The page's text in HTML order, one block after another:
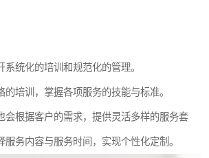
统化的培训和规范化的管理。
的培训，掌握各项服务的技能与标准。
会根据客户的需求，提供灵活多样的服务套
服务内容与服务时间，实现个性化定制。